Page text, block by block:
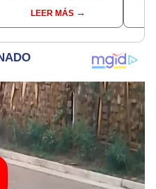
incompatible y falsedad
ideológica
LEER MÁS